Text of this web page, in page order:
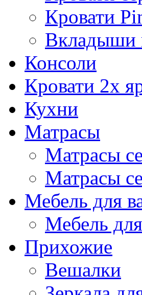
Кровати
Вкладыши
Консоли
Кровати 2х
Кухни
Матрасы
Матрасы
Матрасы
Мебель для
Мебель
Прихожие
Вешалки